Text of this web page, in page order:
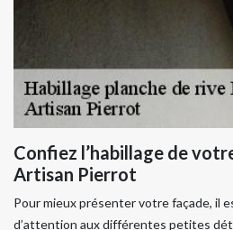
Confiez l’habillage de
Artisan Pierrot
Pour mieux présenter votre façade, il
d’attention aux différentes petites